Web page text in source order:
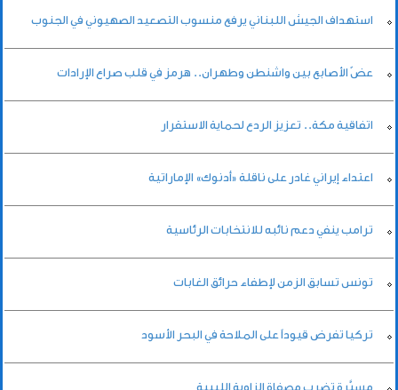
استهداف الجيش اللبناني يرفع منسوب التصعيد الصهيوني في الجنوب
عضّ الأصابع بين واشنطن وطهران.. هرمز في قلب صراع الإرادات
اتفاقية مكة.. تعزيز الردع لحماية الاستقرار
اعتداء إيراني غادر على ناقلة «أدنوك» الإماراتية
ترامب ينفي دعم نائبه للانتخابات الرئاسية
تونس تسابق الزمن لإطفاء حرائق الغابات
تركيا تفرض قيوداً على الملاحة في البحر الأسود
مسيَّرة تضرب مصفاة الزاوية الليبية